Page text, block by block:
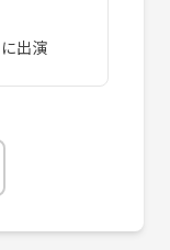
出演